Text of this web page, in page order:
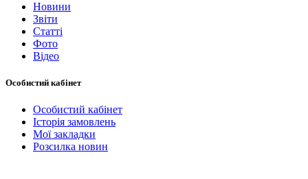
Новини
Звіти
Статті
Фото
Відео
Особистий кабінет
Особистий кабінет
Історія замовлень
Мої закладки
Розсилка новин